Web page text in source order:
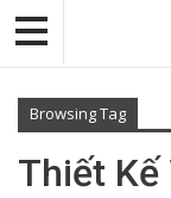
Browsing Tag
Thiết Kế